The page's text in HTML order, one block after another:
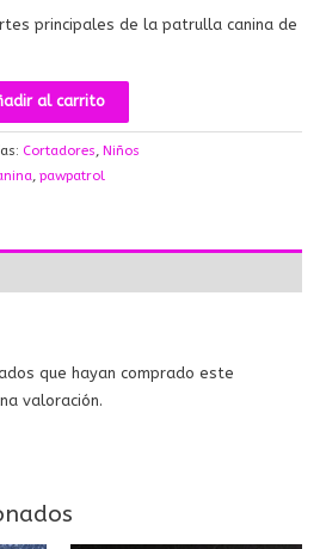
principales de la patrulla canina de
al carrito
Cortadores, Niños
, pawpatrol
que hayan comprado este
valoración.